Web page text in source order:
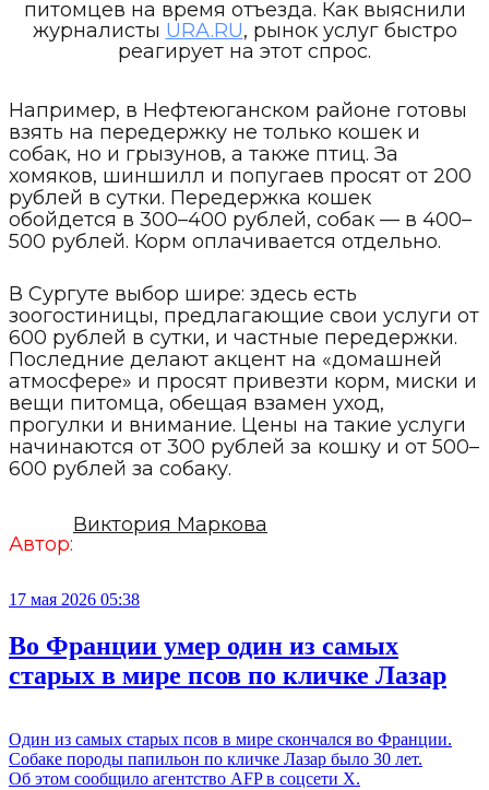
питомцев на время отъезда. Как выяснили
журналисты URA.RU, рынок услуг быстро
реагирует на этот спрос.
Например, в Нефтеюганском районе готовы
взять на передержку не только кошек и
собак, но и грызунов, а также птиц. За
хомяков, шиншилл и попугаев просят от 200
рублей в сутки. Передержка кошек
обойдется в 300–400 рублей, собак — в 400–
500 рублей. Корм оплачивается отдельно.
В Сургуте выбор шире: здесь есть
зоогостиницы, предлагающие свои услуги от
600 рублей в сутки, и частные передержки.
Последние делают акцент на «домашней
атмосфере» и просят привезти корм, миски и
вещи питомца, обещая взамен уход,
прогулки и внимание. Цены на такие услуги
начинаются от 300 рублей за кошку и от 500–
600 рублей за собаку.
Автор:
Виктория Маркова
17 мая 2026 05:38
Во Франции умер один из самых
старых в мире псов по кличке Лазар
Один из самых старых псов в мире скончался во Франции.
Собаке породы папильон по кличке Лазар было 30 лет.
Об этом сообщило агентство AFP в соцсети X.